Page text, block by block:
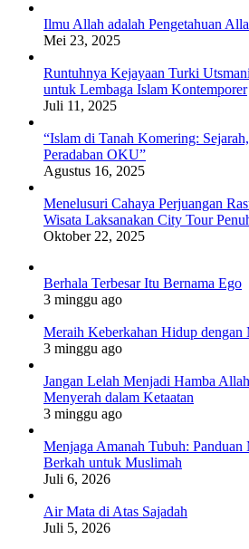
Ilmu Allah adalah Pengetahuan
Mei 23, 2025
Runtuhnya Kejayaan Turki
untuk Lembaga Islam Kontemporer
Juli 11, 2025
“Islam di Tanah Komering:
Peradaban OKU”
Agustus 16, 2025
Menelusuri Cahaya Perjuangan
Wisata Laksanakan City Tour
Oktober 22, 2025
Berhala Terbesar Itu Bernama Ego
3 minggu ago
Meraih Keberkahan Hidup
3 minggu ago
Jangan Lelah Menjadi Hamba
Menyerah dalam Ketaatan
3 minggu ago
Menjaga Amanah Tubuh: Panduan
Berkah untuk Muslimah
Juli 6, 2026
Air Mata di Atas Sajadah
Juli 5, 2026